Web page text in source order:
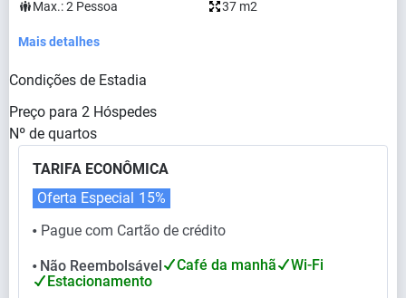
Max.:2 Pessoa 37 m2
Mais detalhes
Condições de Estadia
Preço para 2 Hóspedes
Nº de quartos
TARIFA ECONÔMICA
⬤ Pague com Cartão de crédito
Oferta Especial 15%
⬤ Não Reembolsável Café da manhã
Wi-Fi
Estacionamento